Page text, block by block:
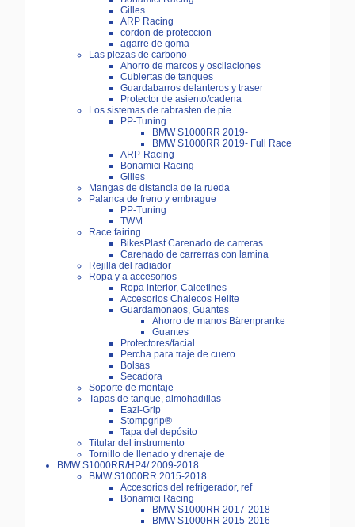
Gilles
ARP Racing
cordon de proteccion
agarre de goma
Las piezas de carbono
Ahorro de marcos y oscilaciones
Cubiertas de tanques
Guardabarros delanteros y traser
Protector de asiento/cadena
Los sistemas de rabrasten de pie
PP-Tuning
BMW S1000RR 2019-
BMW S1000RR 2019- Full Race
ARP-Racing
Bonamici Racing
Gilles
Mangas de distancia de la rueda
Palanca de freno y embrague
PP-Tuning
TWM
Race fairing
BikesPlast Carenado de carreras
Carenado de carrerras con lamina
Rejilla del radiador
Ropa y a accesorios
Ropa interior, Calcetines
Accesorios Chalecos Helite
Guardamonaos, Guantes
Ahorro de manos Bärenpranke
Guantes
Protectores/facial
Percha para traje de cuero
Bolsas
Secadora
Soporte de montaje
Tapas de tanque, almohadillas
Eazi-Grip
Stompgrip®
Tapa del depósito
Titular del instrumento
Tornillo de llenado y drenaje de
BMW S1000RR/HP4/ 2009-2018
BMW S1000RR 2015-2018
Accesorios del refrigerador, ref
Bonamici Racing
BMW S1000RR 2017-2018
BMW S1000RR 2015-2016